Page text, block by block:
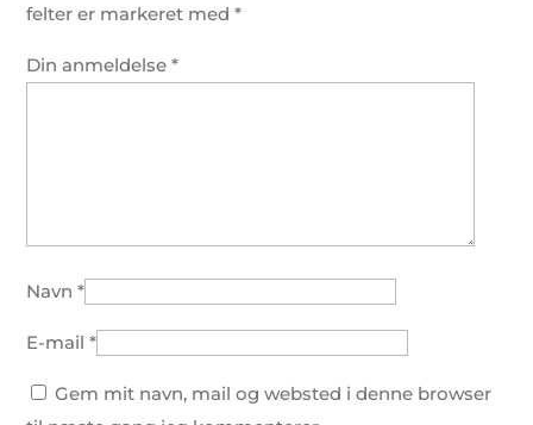
felter er markeret med*
Din anmeldelse*
Navn*
E-mail*
Gem mit navn, mail og websted i denne browser